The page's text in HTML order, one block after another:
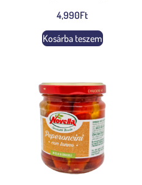
4,990Ft
Kosárba teszem